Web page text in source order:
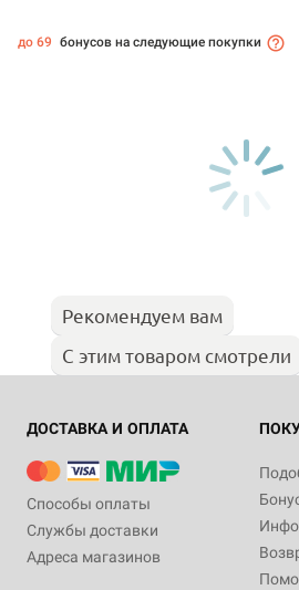
до 69 бонусов на следующие покупки
Рекомендуем вам
С этим товаром смотрели
ДОСТАВКА И ОПЛАТА
Способы оплаты
Службы доставки
Адреса магазинов